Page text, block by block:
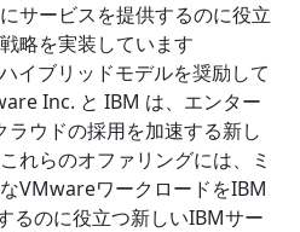
サービスを提供するのに役立
略を実装しています
イブリッドモデルを奨励して
Inc. と IBM は、エンター
ラウドの採用を加速する新し
れらのオファリングには、ミ
VMwareワークロードをIBM
るのに役立つ新しいIBMサー